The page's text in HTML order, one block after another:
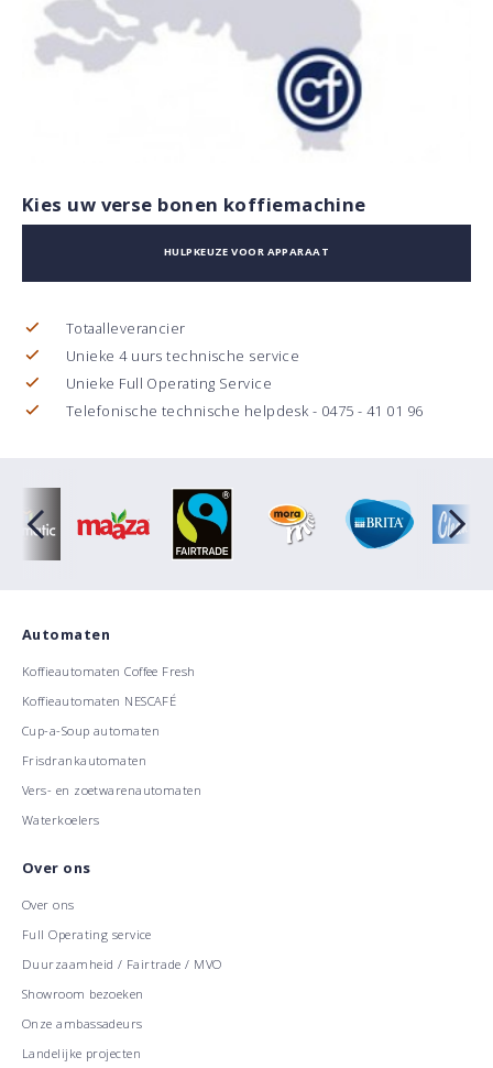
Kies uw verse bonen koffiemachine
HULPKEUZE VOOR APPARAAT
Totaalleverancier
Unieke 4 uurs technische service
Unieke Full Operating Service
Telefonische technische helpdesk - 0475 - 41 01 96
Automaten
Koffieautomaten Coffee Fresh
Koffieautomaten NESCAFÉ
Cup-a-Soup automaten
Frisdrankautomaten
Vers- en zoetwarenautomaten
Waterkoelers
Over ons
Over ons
Full Operating service
Duurzaamheid / Fairtrade / MVO
Showroom bezoeken
Onze ambassadeurs
Landelijke projecten